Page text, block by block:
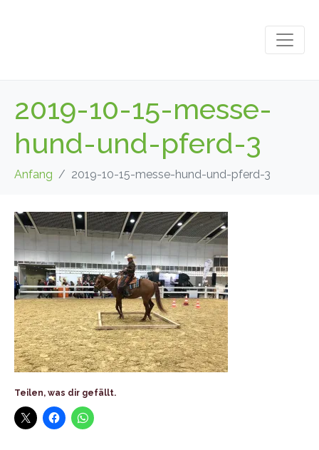
2019-10-15-messe-
hund-und-pferd-3
Anfang 2019-10-15-messe-hund-und-pferd-3
Teilen, was dir gefällt.